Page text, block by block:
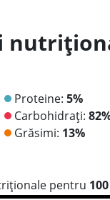
Proteine: 5%
Carbohidrați:
Grăsimi: 13%
pentru